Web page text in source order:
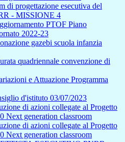
di progettazione esecutiva del
- MISSIONE 4
PTOF Piano
2022-23
gazebi scuola infanzia
quadriennale convenzione di
e Attuazione Programma
d'istituto 03/07/2023
di azioni collegate al Progetto
Next generation classroom
di azioni collegate al Progetto
Next generation classroom